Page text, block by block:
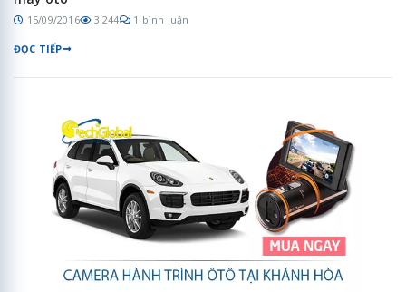
15/09/2016 3.244 1 bình luận
ĐỌC TIẾP